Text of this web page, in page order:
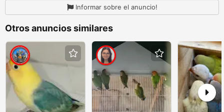
Informar sobre el anuncio!
Otros anuncios similares